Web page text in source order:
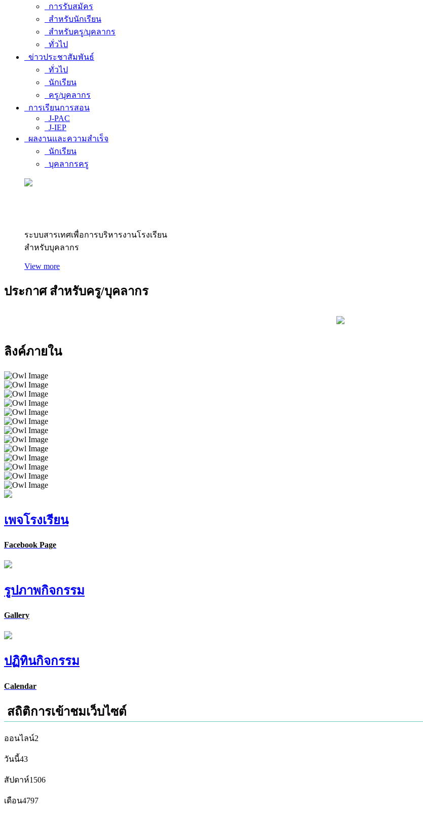
การรับสมัคร
สำหรับนักเรียน
สำหรับครู/บุคลากร
ทั่วไป
ข่าวประชาสัมพันธ์
ทั่วไป
นักเรียน
ครู/บุคลากร
การเรียนการสอน
J-PAC
J-IEP
ผลงานและความสำเร็จ
นักเรียน
บุคลากรครู
ระบบสารเทศเพื่อการบริหารงานโรงเรียน
สำหรับบุคลากร
View more
ประกาศ สำหรับครู/บุคลากร
ลิงค์ภายใน
เพจโรงเรียน
Facebook Page
รูปภาพกิจกรรม
Gallery
ปฏิทินกิจกรรม
Calendar
สถิติการเข้าชมเว็บไซต์
ออนไลน์2
วันนี้43
สัปดาห์1506
เดือน4797